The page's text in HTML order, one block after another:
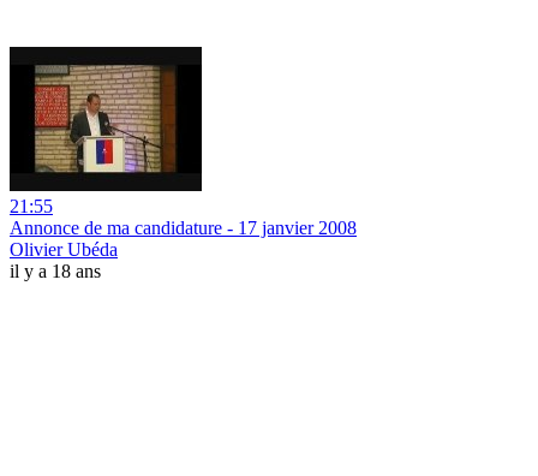
21:55
Annonce de ma candidature - 17 janvier 2008
Olivier Ubéda
il y a 18 ans